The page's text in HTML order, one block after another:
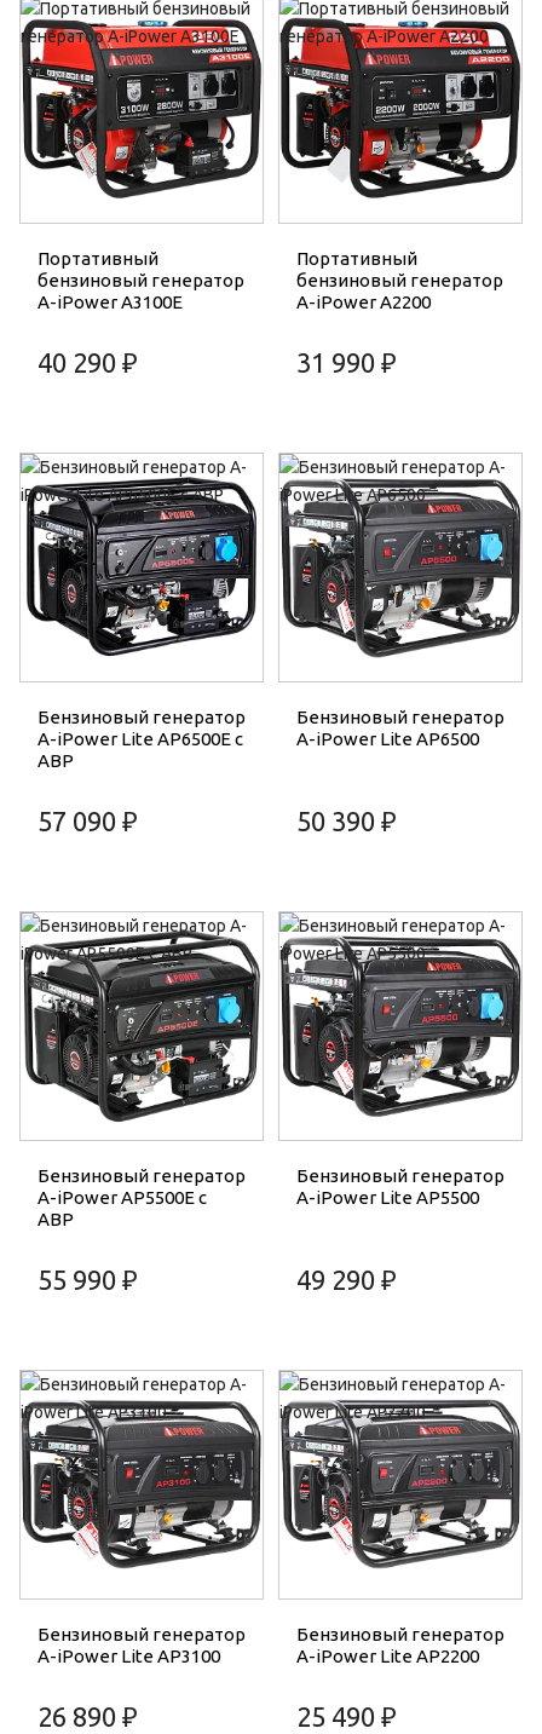
Портативный
бензиновый генератор
A-iPower A3100E
40 290 ₽
Портативный
бензиновый генератор
A-iPower A2200
31 990 ₽
Бензиновый генератор
A-iPower Lite AP6500E с
АВР
57 090 ₽
Бензиновый генератор
A-iPower Lite AP6500
50 390 ₽
Бензиновый генератор
A-iPower AP5500E c
АВР
55 990 ₽
Бензиновый генератор
A-iPower Lite AP5500
49 290 ₽
Бензиновый генератор
A-iPower Lite AP3100
26 890 ₽
Бензиновый генератор
A-iPower Lite AP2200
25 490 ₽